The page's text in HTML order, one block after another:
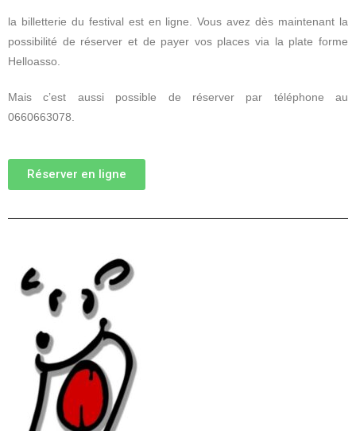
la billetterie du festival est en ligne. Vous avez dès maintenant la
possibilité de réserver et de payer vos places via la plate forme
Helloasso.
Mais c’est aussi possible de réserver par téléphone au
0660663078.
Réserver en ligne